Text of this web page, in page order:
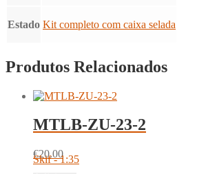
Estado Kit completo com caixa selada
Produtos Relacionados
MTLB-ZU-23-2
€20.00
Skif - 1:35